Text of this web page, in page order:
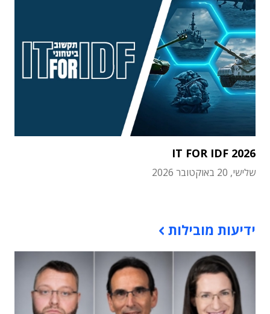
IT FOR IDF 2026
שלישי, 20 באוקטובר 2026
ידיעות מובילות